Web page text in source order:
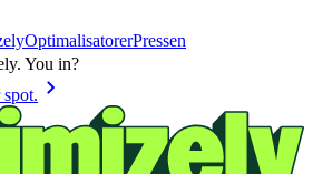
OptimalisatorerPressen
You in?
chevron_right